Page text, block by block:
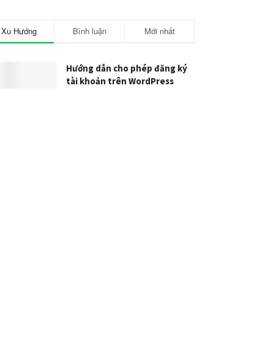
Xu Hướng Bình luận Mới nhất
Hướng dẫn cho phép đăng ký
tài khoản trên WordPress